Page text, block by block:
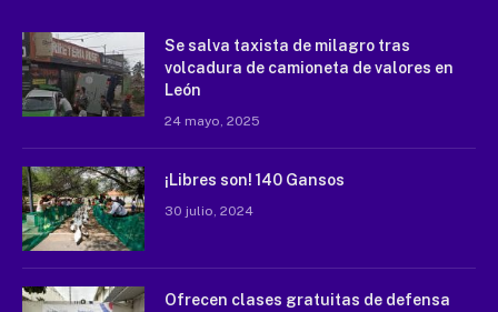
Se salva taxista de milagro tras
volcadura de camioneta de valores en
León
24 mayo, 2025
¡Libres son! 140 Gansos
30 julio, 2024
Ofrecen clases gratuitas de defensa